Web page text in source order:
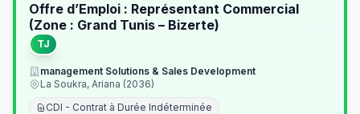
Offre d’Emploi : Représentant Commercial
(Zone : Grand Tunis – Bizerte)
TJ
management Solutions & Sales Development
La Soukra, Ariana (2036)
CDI - Contrat à Durée Indéterminée